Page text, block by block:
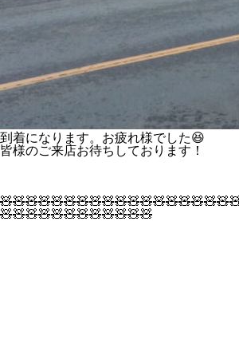
到着になります。お疲れ様でした😆
皆様のご来店お待ちしております！
🧸🧸🧸🧸🧸🧸🧸🧸🧸🧸🧸🧸